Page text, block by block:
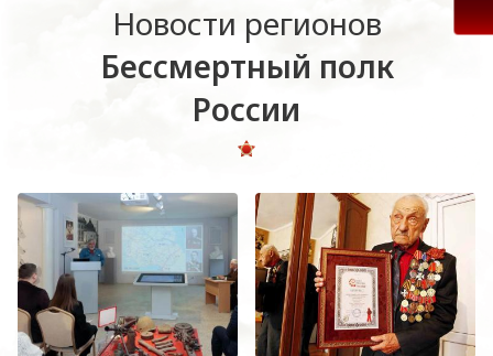
Новости регионов
Бессмертный полк
России